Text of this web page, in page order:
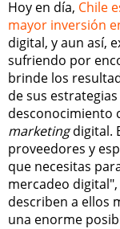
Hoy en día, Chile
mayor inversión
digital, y aun así,
sufriendo por
brinde los
de sus
desconocimiento
marketingdigital.
proveedores y
que necesitas
mercadeo
describen a ellos
una enorme